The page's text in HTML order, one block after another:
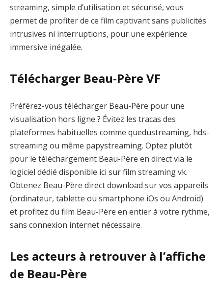
streaming, simple d’utilisation et sécurisé, vous
permet de profiter de ce film captivant sans publicités
intrusives ni interruptions, pour une expérience
immersive inégalée.
Télécharger Beau-Père VF
Préférez-vous télécharger Beau-Père pour une
visualisation hors ligne ? Évitez les tracas des
plateformes habituelles comme quedustreaming, hds-
streaming ou même papystreaming. Optez plutôt
pour le téléchargement Beau-Père en direct via le
logiciel dédié disponible ici sur film streaming vk.
Obtenez Beau-Père direct download sur vos appareils
(ordinateur, tablette ou smartphone iOs ou Android)
et profitez du film Beau-Père en entier à votre rythme,
sans connexion internet nécessaire.
Les acteurs à retrouver à l’affiche
de Beau-Père